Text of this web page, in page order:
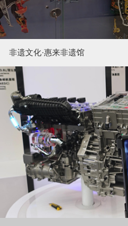
非遗文化·惠来非遗馆